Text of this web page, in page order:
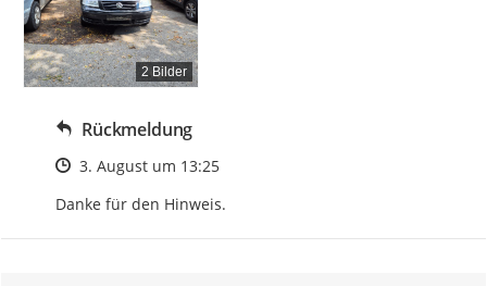
2 Bilder
Rückmeldung
Zeitpunkt des Erstellens
3. August um 13:25
Danke für den Hinweis.